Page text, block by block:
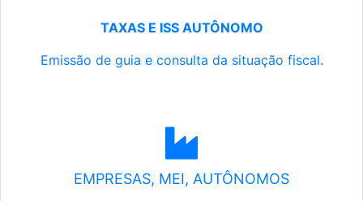
TAXAS E ISS AUTÔNOMO
Emissão de guia e consulta da situação fiscal.
EMPRESAS, MEI, AUTÔNOMOS